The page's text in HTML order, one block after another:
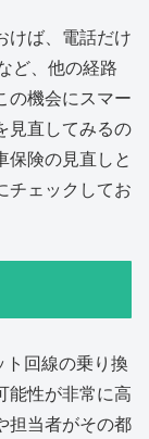
けば、電話だけ
ど、他の経路
の機会にスマー
見直してみるの
保険の見直しと
チェックしてお
回線の乗り換
能性が非常に高
担当者がその都